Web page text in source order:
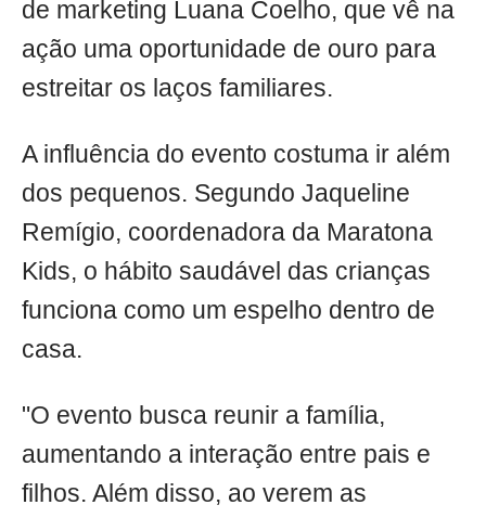
de marketing Luana Coelho, que vê na
ação uma oportunidade de ouro para
estreitar os laços familiares.
A influência do evento costuma ir além
dos pequenos. Segundo Jaqueline
Remígio, coordenadora da Maratona
Kids, o hábito saudável das crianças
funciona como um espelho dentro de
casa.
"O evento busca reunir a família,
aumentando a interação entre pais e
filhos. Além disso, ao verem as